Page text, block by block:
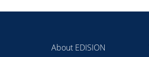
About EDISION